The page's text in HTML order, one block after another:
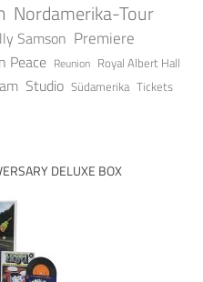
Nordamerika-Tour
Samson Premiere
Peace Reunion Royal Albert Hall
Studio Südamerika Tickets
DELUXE BOX